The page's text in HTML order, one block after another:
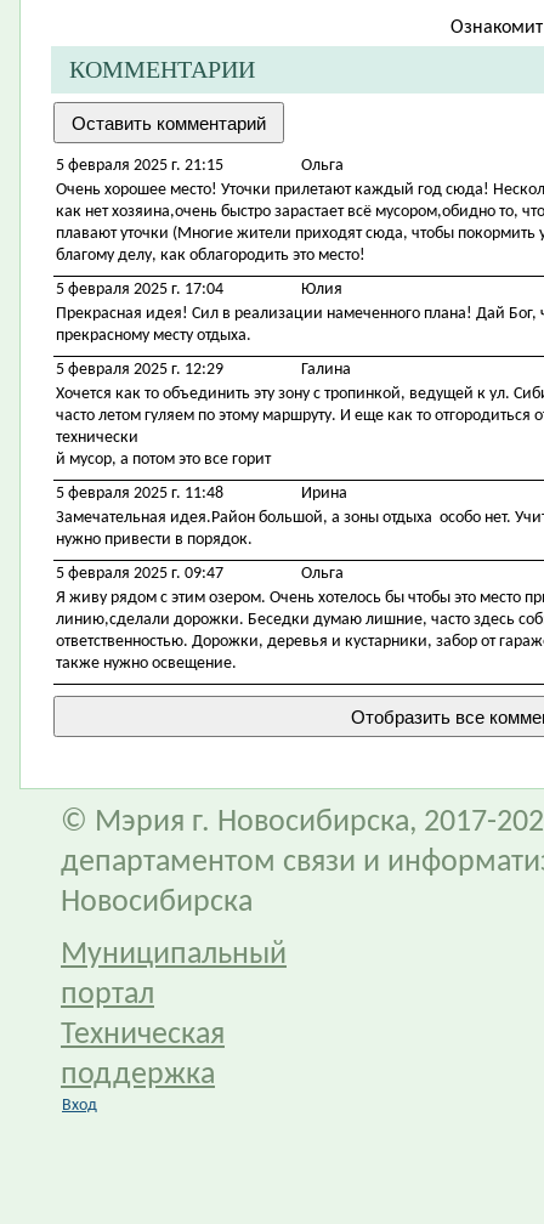
КОММЕНТАРИИ
5 февраля 2025 г. 21:15
Ольга
Очень хорошее место! Уточки прилетают каждый год сюда!
как нет хозяина,очень быстро зарастает всё мусором,обидно то,
плавают уточки (Многие жители приходят сюда, чтобы покормить
благому делу, как облагородить это место!
5 февраля 2025 г. 17:04
Юлия
Прекрасная идея! Сил в реализации намеченного плана! Дай
прекрасному месту отдыха.
5 февраля 2025 г. 12:29
Галина
Хочется как то объединить эту зону с тропинкой, ведущей к ул.
часто летом гуляем по этому маршруту. И еще как то
технически
й мусор, а потом это все горит
5 февраля 2025 г. 11:48
Ирина
Замечательная идея.Район большой, а зоны отдыха особо нет.
нужно привести в порядок.
5 февраля 2025 г. 09:47
Ольга
Я живу рядом с этим озером. Очень хотелось бы чтобы это место
линию,сделали дорожки. Беседки думаю лишние, часто здесь
ответственностью. Дорожки, деревья и кустарники, забор от
также нужно освещение.
© Мэрия г. Новосибирска, 2017-
департаментом связи и
Новосибирска
Муниципальный
портал
Техническая
поддержка
Вход